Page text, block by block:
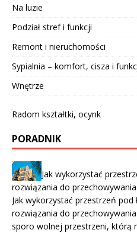
Na luzie
Podział stref i funkcji
Remont i nieruchomości
Sypialnia – komfort, cisza i
Wnętrze
Radom kształtki, ocynk
PORADNIK
Jak wykorzystać
rozwiązania do przechowywania
Jak wykorzystać przestrzeń pod
rozwiązania do
sporo wolnej przestrzeni, którą